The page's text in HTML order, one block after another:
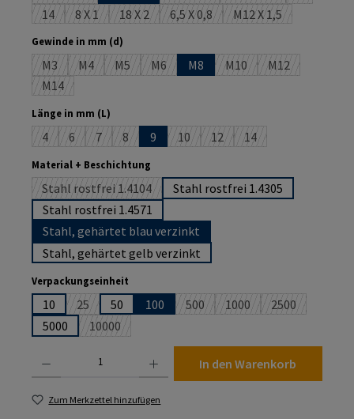
14(Diese Option ist zurzeit nicht verfügbar.)
8 X 1(Diese Option ist zurzeit nicht verfügbar.)
18 X 2(Diese Option ist zurzeit nicht verfügbar.)
6,5 X 0,8(Diese Option ist zurzeit nicht
M12 X 1,5(Diese Option ist
Gewinde in mm (d)
M3(Diese Option ist zurzeit nicht verfügbar.)
M4(Diese Option ist zurzeit nicht verfügbar.)
M5(Diese Option ist zurzeit nicht verfügbar.)
M6(Diese Option ist zurzeit nicht verfügbar.)
M8 M10(Diese Option ist zurzeit
M12(Diese Option
M14(Diese Option ist zurzeit nicht verfügbar.)
Länge in mm (L)
4(Diese Option ist zurzeit nicht verfügbar.)
6(Diese Option ist zurzeit nicht verfügbar.)
7(Diese Option ist zurzeit nicht verfügbar.)
8(Diese Option ist zurzeit nicht verfügbar.)
9 10(Diese Option ist zurzeit nicht
12(Diese Option ist zurzeit
14(Diese Option ist
Material + Beschichtung
Stahl rostfrei 1.4104(Diese Option ist zurzeit nicht verfügbar.)
Stahl rostfrei 1.4305
Stahl rostfrei 1.4571
Stahl, gehärtet blau verzinkt
Stahl, gehärtet gelb verzinkt
Verpackungseinheit
10 25(Diese Option ist zurzeit nicht verfügbar.)
50 100 500(Diese Option ist zurzeit nicht
1000(Diese Option ist
2500(Diese Option
5000 10000(Diese Option ist zurzeit nicht verfügbar.)
In den Warenkorb
Zum Merkzettel hinzufügen